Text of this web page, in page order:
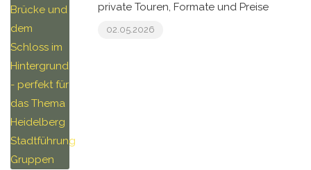
private Touren, Formate und Preise
02.05.2026